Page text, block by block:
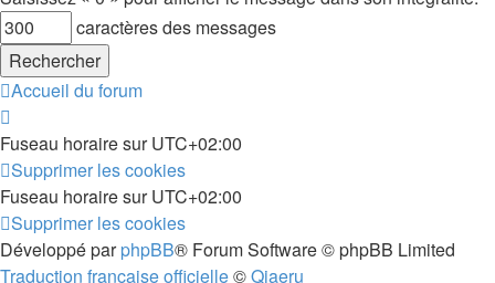
caractères des messages
Accueil du forum
Fuseau horaire surUTC+02:00
Supprimer les cookies
Fuseau horaire surUTC+02:00
Supprimer les cookies
Développé parphpBB® Forum Software © phpBB Limited
Traduction française officielle©Qiaeru